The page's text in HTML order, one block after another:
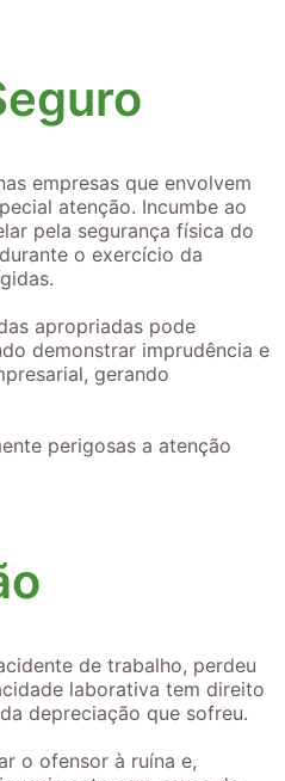
empresas que envolvem
atenção. Incumbe ao
pela segurança física do
o exercício da
apropriadas pode
demonstrar imprudência e
gerando
perigosas a atenção
de trabalho, perdeu
laborativa tem direito
depreciação que sofreu.
o ofensor à ruína e,